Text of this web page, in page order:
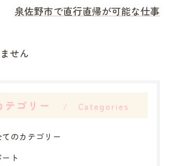
泉佐野市で直行直帰が可能な仕事
せん
テゴリー Categories
のカテゴリー
ト